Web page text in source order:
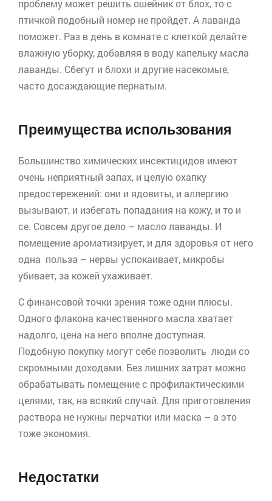
проблему может решить ошейник от блох, то с
птичкой подобный номер не пройдет. А лаванда
поможет. Раз в день в комнате с клеткой делайте
влажную уборку, добавляя в воду капельку масла
лаванды. Сбегут и блохи и другие насекомые,
часто досаждающие пернатым.
Преимущества использования
Большинство химических инсектицидов имеют
очень неприятный запах, и целую охапку
предостережений: они и ядовиты, и аллергию
вызывают, и избегать попадания на кожу, и то и
се. Совсем другое дело – масло лаванды. И
помещение ароматизирует, и для здоровья от него
одна польза – нервы успокаивает, микробы
убивает, за кожей ухаживает.
С финансовой точки зрения тоже одни плюсы.
Одного флакона качественного масла хватает
надолго, цена на него вполне доступная.
Подобную покупку могут себе позволить люди со
скромными доходами. Без лишних затрат можно
обрабатывать помещение с профилактическими
целями, так, на всякий случай. Для приготовления
раствора не нужны перчатки или маска – а это
тоже экономия.
Недостатки